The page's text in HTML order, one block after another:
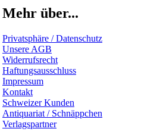
Mehr über...
Privatsphäre / Datenschutz
Unsere AGB
Widerrufsrecht
Haftungsausschluss
Impressum
Kontakt
Schweizer Kunden
Antiquariat / Schnäppchen
Verlagspartner